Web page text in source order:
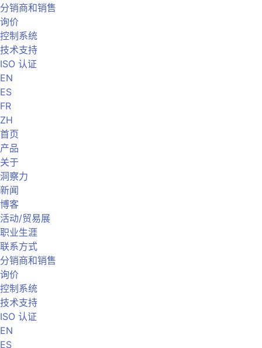
分销商和销售
询价
控制系统
技术支持
ISO 认证
EN
ES
FR
ZH
首页
产品
关于
洞察力
新闻
博客
活动/贸易展
职业生涯
联系方式
分销商和销售
询价
控制系统
技术支持
ISO 认证
EN
ES